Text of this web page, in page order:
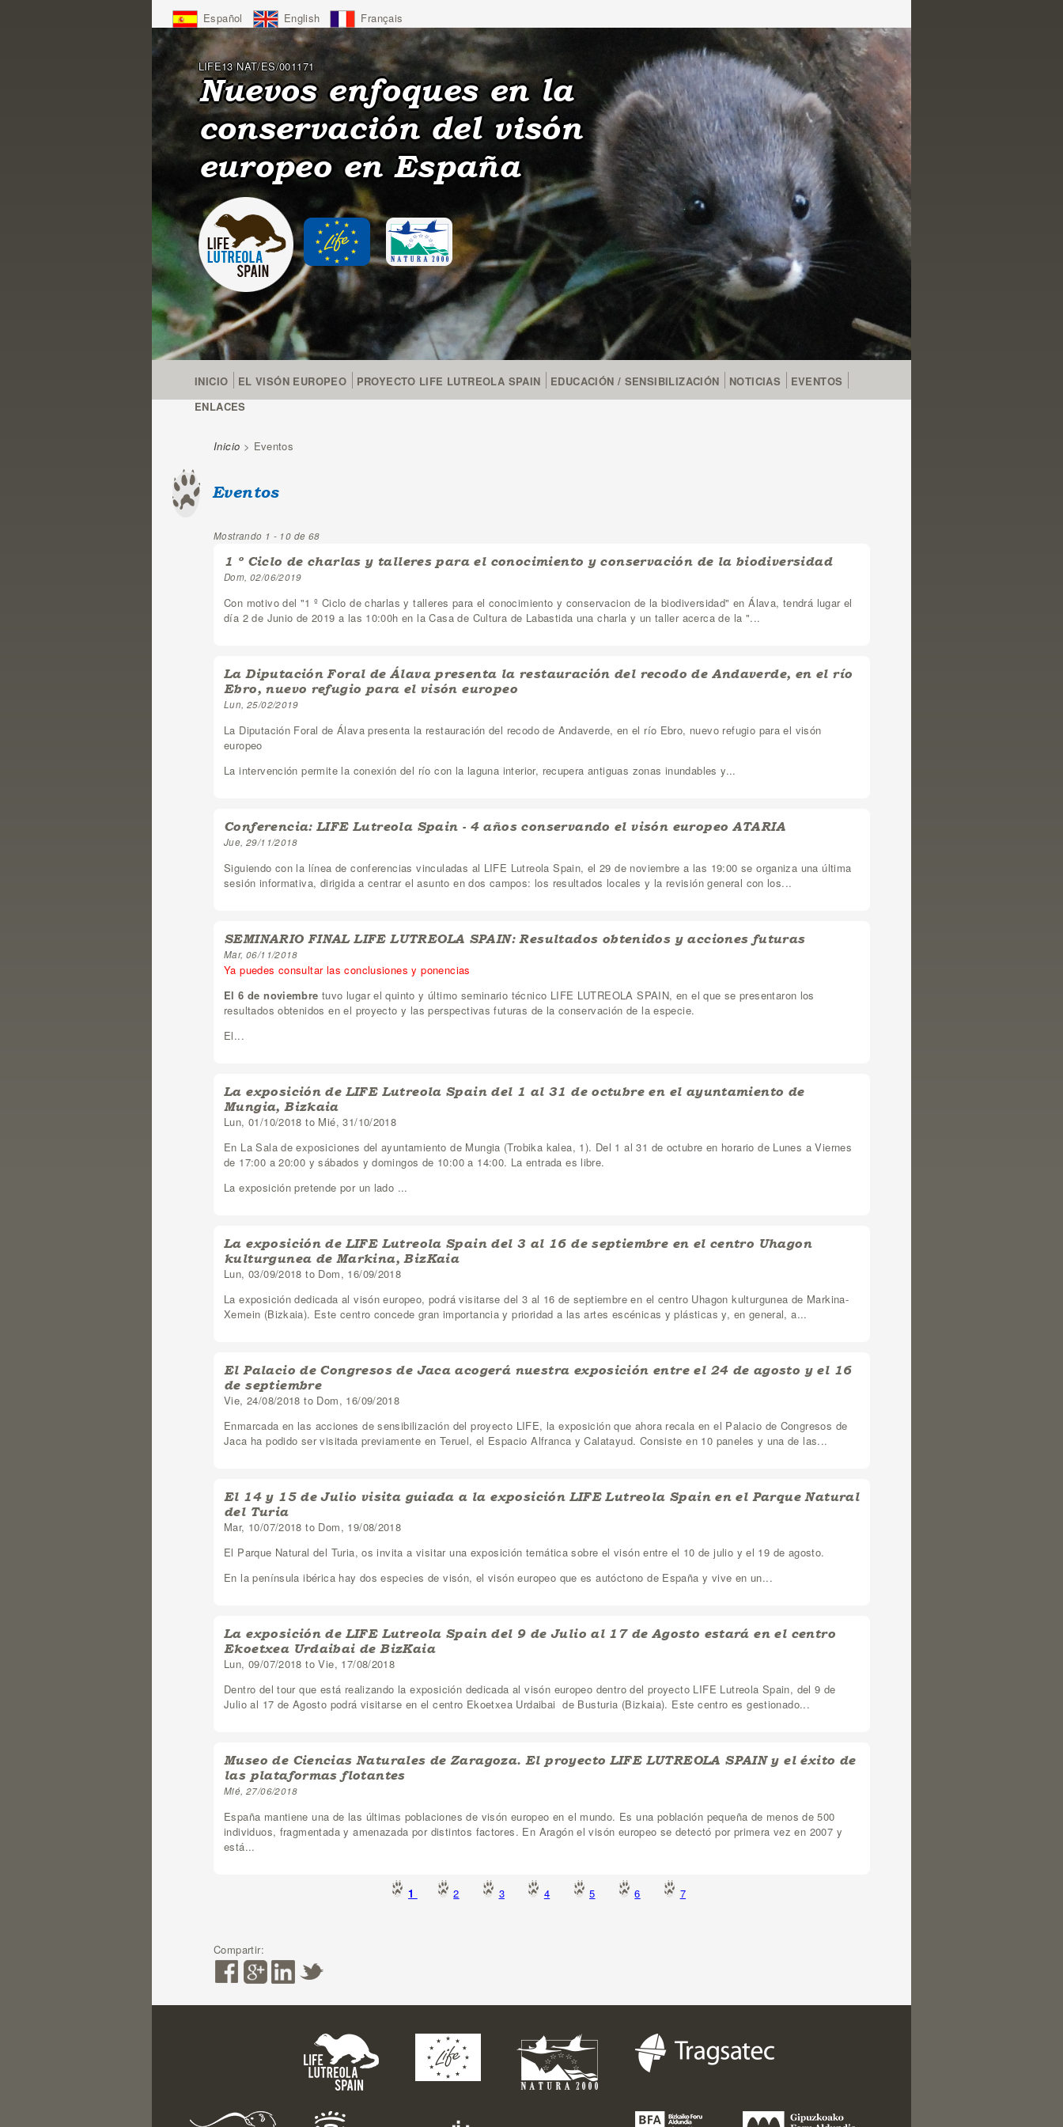
Español English Français
LIFE13 NAT/ES/001171
Nuevos enfoques en la
conservación del visón
europeo en España
INICIO EL VISÓN EUROPEO PROYECTO LIFE LUTREOLA SPAIN EDUCACIÓN / SENSIBILIZACIÓN NOTICIAS
EVENTOS
ENLACES
Se encuentra usted aquí
Inicio > Eventos
Eventos
Mostrando 1 - 10 de 68
1 º Ciclo de charlas y talleres para el conocimiento y conservación de la biodiversidad
Dom, 02/06/2019
Con motivo del "1 º Ciclo de charlas y talleres para el conocimiento y conservacion de la biodiversidad" en Álava, tendrá lugar el
día 2 de Junio de 2019 a las 10:00h en la Casa de Cultura de Labastida una charla y un taller acerca de la "...
La Diputación Foral de Álava presenta la restauración del recodo de Andaverde, en el río
Ebro, nuevo refugio para el visón europeo
Lun, 25/02/2019
La Diputación Foral de Álava presenta la restauración del recodo de Andaverde, en el río Ebro, nuevo refugio para el visón
europeo
La intervención permite la conexión del río con la laguna interior, recupera antiguas zonas inundables y...
Conferencia: LIFE Lutreola Spain - 4 años conservando el visón europeo ATARIA
Jue, 29/11/2018
Siguiendo con la línea de conferencias vinculadas al LIFE Lutreola Spain, el 29 de noviembre a las 19:00 se organiza una última
sesión informativa, dirigida a centrar el asunto en dos campos: los resultados locales y la revisión general con los...
SEMINARIO FINAL LIFE LUTREOLA SPAIN: Resultados obtenidos y acciones futuras
Mar, 06/11/2018
Ya puedes consultar las conclusiones y ponencias
El 6 de noviembre tuvo lugar el quinto y último seminario técnico LIFE LUTREOLA SPAIN, en el que se presentaron los
resultados obtenidos en el proyecto y las perspectivas futuras de la conservación de la especie.
El...
La exposición de LIFE Lutreola Spain del 1 al 31 de octubre en el ayuntamiento de
Mungia, Bizkaia
Lun, 01/10/2018 to Mié, 31/10/2018
En La Sala de exposiciones del ayuntamiento de Mungia (Trobika kalea, 1). Del 1 al 31 de octubre en horario de Lunes a Viernes
de 17:00 a 20:00 y sábados y domingos de 10:00 a 14:00. La entrada es libre.
La exposición pretende por un lado ...
La exposición de LIFE Lutreola Spain del 3 al 16 de septiembre en el centro Uhagon
kulturgunea de Markina, BizKaia
Lun, 03/09/2018 to Dom, 16/09/2018
La exposición dedicada al visón europeo, podrá visitarse del 3 al 16 de septiembre en el centro Uhagon kulturgunea de Markina-
Xemein (Bizkaia). Este centro concede gran importancia y prioridad a las artes escénicas y plásticas y, en general, a...
El Palacio de Congresos de Jaca acogerá nuestra exposición entre el 24 de agosto y el 16
de septiembre
Vie, 24/08/2018 to Dom, 16/09/2018
Enmarcada en las acciones de sensibilización del proyecto LIFE, la exposición que ahora recala en el Palacio de Congresos de
Jaca ha podido ser visitada previamente en Teruel, el Espacio Alfranca y Calatayud. Consiste en 10 paneles y una de las...
El 14 y 15 de Julio visita guiada a la exposición LIFE Lutreola Spain en el Parque Natural
del Turia
Mar, 10/07/2018 to Dom, 19/08/2018
El Parque Natural del Turia, os invita a visitar una exposición temática sobre el visón entre el 10 de julio y el 19 de agosto.
En la península ibérica hay dos especies de visón, el visón europeo que es autóctono de España y vive en un...
La exposición de LIFE Lutreola Spain del 9 de Julio al 17 de Agosto estará en el centro
Ekoetxea Urdaibai de BizKaia
Lun, 09/07/2018 toVie, 17/08/2018
Dentro del tour que está realizando la exposición dedicada al visón europeo dentro del proyecto LIFE Lutreola Spain, del 9 de
Julio al 17 de Agosto podrá visitarse en el centro Ekoetxea Urdaibai de Busturia (Bizkaia). Este centro es gestionado...
Museo de Ciencias Naturales de Zaragoza. El proyecto LIFE LUTREOLA SPAIN y el éxito de
las plataformas flotantes
Mié, 27/06/2018
España mantiene una de las últimas poblaciones de visón europeo en el mundo. Es una población pequeña de menos de 500
individuos, fragmentada y amenazada por distintos factores. En Aragón el visón europeo se detectó por primera vez en 2007 y
está...
1 2 3 4 5 6 7
Compartir: